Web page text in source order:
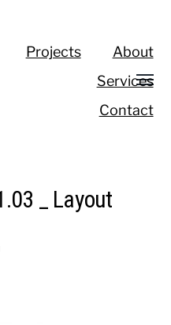
Projects
About
Services
Contact
_ Layout